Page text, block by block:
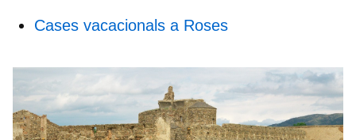
Cases vacacionals a Roses